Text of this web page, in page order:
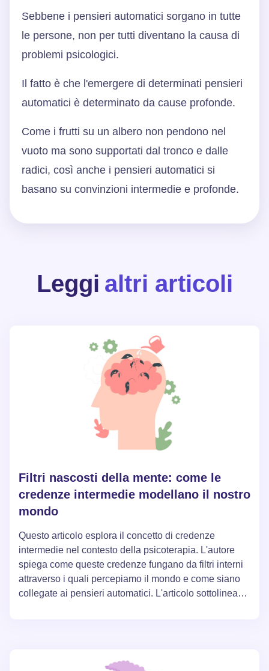
Sebbene i pensieri automatici sorgano in tutte
le persone, non per tutti diventano la causa di
problemi psicologici.
Il fatto è che l'emergere di determinati pensieri
automatici è determinato da cause profonde.
Come i frutti su un albero non pendono nel
vuoto ma sono supportati dal tronco e dalle
radici, così anche i pensieri automatici si
basano su convinzioni intermedie e profonde.
Leggi altri articoli
Filtri nascosti della mente: come le
credenze intermedie modellano il nostro
mondo
Questo articolo esplora il concetto di credenze
intermedie nel contesto della psicoterapia. L'autore
spiega come queste credenze fungano da filtri interni
attraverso i quali percepiamo il mondo e come siano
collegate ai pensieri automatici. L'articolo sottolinea